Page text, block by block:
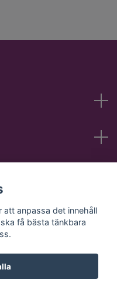
anpassa det innehåll
få bästa tänkbara